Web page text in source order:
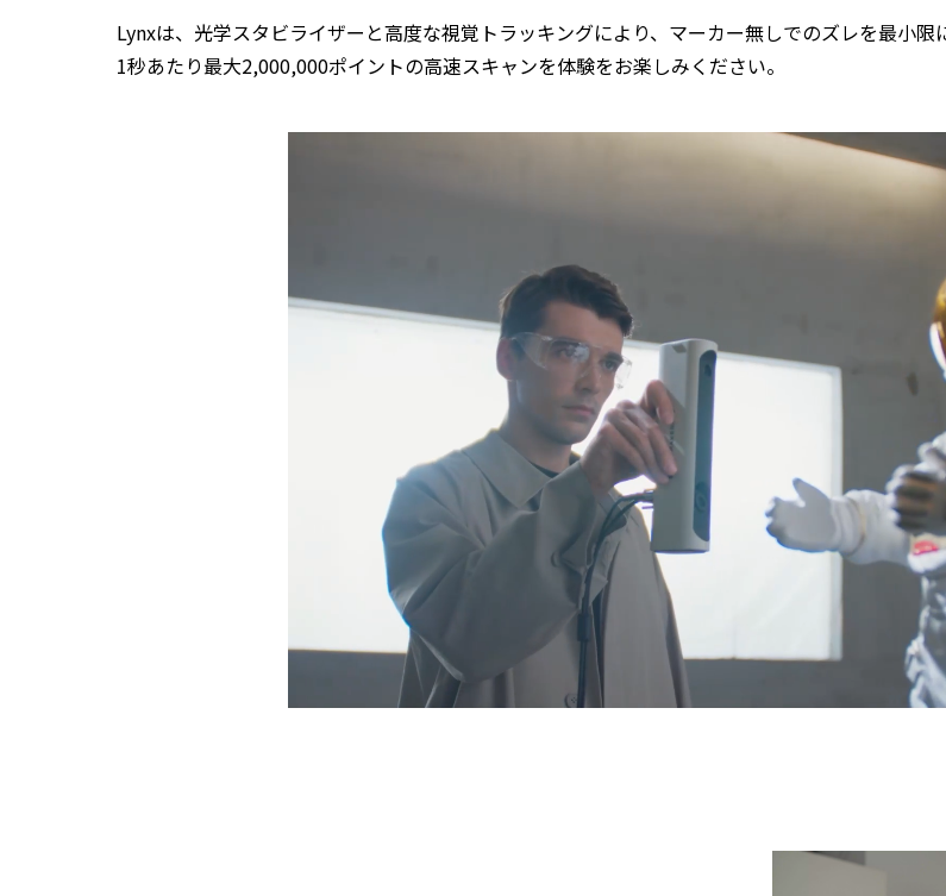
Lynxは、光学スタビライザーと高度な視覚トラッキングにより、マーカー無しでのズレを最小限
1秒あたり最大2,000,000ポイントの高速スキャンを体験をお楽しみください。